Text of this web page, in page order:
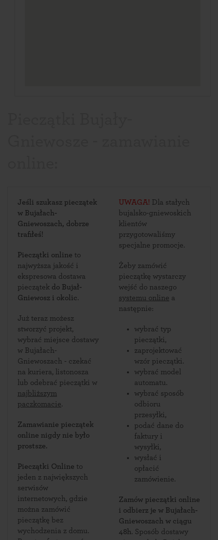
Jeśli szukasz pieczątek
w Bujałach-
Gniewoszach, dobrze
trafiłeś!
Pieczątki online to
najwyższa jakość i
ekspresowa dostawa
pieczątek do Bujał-
Gniewosz i okolic.
Już teraz możesz
stworzyć projekt,
wybrać miejsce dostawy
w Bujałach-
Gniewoszach - czekać
na kuriera, listonosza
lub odebrać pieczątki w
najbliższym
paczkomacie.
Zamawianie pieczątek
online nigdy nie było
prostsze.
Pieczątki Online to
jeden z największych
serwisów
internetowych, gdzie
można zamówić
pieczątkę bez
wychodzenia z domu.
UWAGA! Dla stałych
bujalsko-gniewoskich
klientów
przygotowaliśmy
specjalne promocje.
Żeby zamówić
pieczątkę wystarczy
wejść do naszego
systemu online a
następnie:
wybrać typ
pieczątki,
zaprojektować
wzór pieczątki.
wybrać model
automatu.
wybrać sposób
odbioru
przesyłki,
podać dane do
faktury i
wysyłki,
wysłać i
opłacić
zamówienie.
Zamów pieczątki online
i odbierz je w Bujałach-
Gniewoszach w ciągu
48h. Sposób dostawy